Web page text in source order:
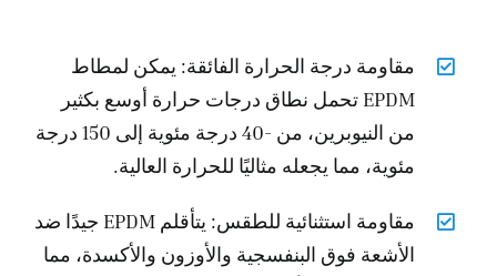
مقاومة درجة الحرارة الفائقة: يمكن لمطاط
EPDM تحمل نطاق درجات حرارة أوسع بكثير
من النيوبرين، من -40 درجة مئوية إلى 150 درجة
مئوية، مما يجعله مثاليًا للحرارة العالية.
مقاومة استثنائية للطقس: يتأقلم EPDM جيدًا ضد
الأشعة فوق البنفسجية والأوزون والأكسدة، مما